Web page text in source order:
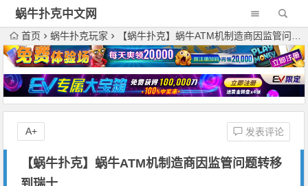
蜗牛扑克中文网
首页 蜗牛扑克玩家 【蜗牛扑克】蜗牛ATM机制造商因监管问题转移到瑞士
【蜗牛扑克】蜗牛ATM机制造商因监管问题转移
发表评论
A+